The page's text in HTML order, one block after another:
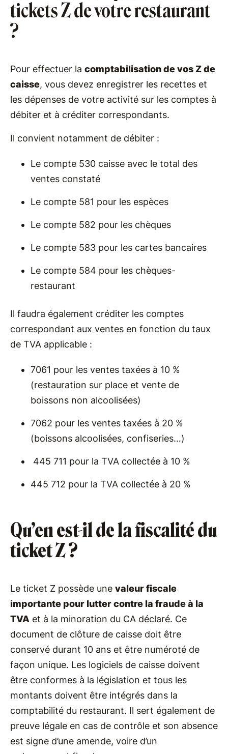
tickets Z de votre restaurant
?
Pour effectuer la comptabilisation de vos Z de
caisse, vous devez enregistrer les recettes et
les dépenses de votre activité sur les comptes à
débiter et à créditer correspondants.
Il convient notamment de débiter :
Le compte 530 caisse avec le total des
ventes constaté
Le compte 581 pour les espèces
Le compte 582 pour les chèques
Le compte 583 pour les cartes bancaires
Le compte 584 pour les chèques-
restaurant
Il faudra également créditer les comptes
correspondant aux ventes en fonction du taux
de TVA applicable :
7061 pour les ventes taxées à 10 %
(restauration sur place et vente de
boissons non alcoolisées)
7062 pour les ventes taxées à 20 %
(boissons alcoolisées, confiseries…)
445 711 pour la TVA collectée à 10 %
445 712 pour la TVA collectée à 20 %
Qu’en est-il de la fiscalité du
ticket Z ?
Le ticket Z possède une valeur fiscale
importante pour lutter contre la fraude à la
TVA et à la minoration du CA déclaré. Ce
document de clôture de caisse doit être
conservé durant 10 ans et être numéroté de
façon unique. Les logiciels de caisse doivent
être conformes à la législation et tous les
montants doivent être intégrés dans la
comptabilité du restaurant. Il sert également de
preuve légale en cas de contrôle et son absence
est signe d’une amende, voire d’un